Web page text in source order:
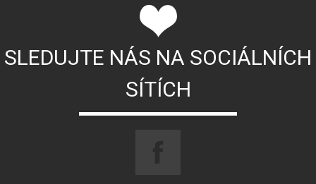
SLEDUJTE NÁS NA SOCIÁLNÍCH
SÍTÍCH